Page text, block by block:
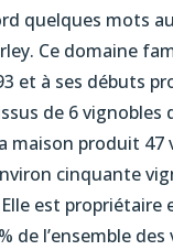
quelques mots
Ce domaine
et à ses débuts
de 6 vignobles
maison produit 47
cinquante
est propriétaire
de l’ensemble des